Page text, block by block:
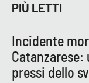
RUBRICHE
PIÙ LETTI
Incidente
pressi dello